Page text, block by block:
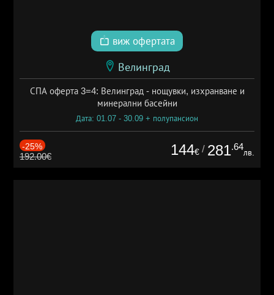
виж офертата
Велинград
СПА оферта 3=4: Велинград - нощувки, изхранване и
минерални басейни
Дата: 01.07 - 30.09 + полупансион
-25%
192.00€ 144€ / 281.64
лв.